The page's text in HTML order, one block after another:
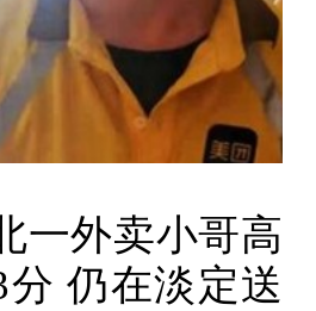
一外卖小哥高
分 仍在淡定送